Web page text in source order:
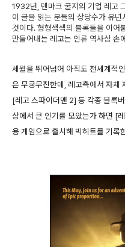
1932년, 덴마크 굴지의 기업 레고
이 글을 읽는 분들의 상당수가 유
것이다. 형형색색의 블록들을 이어
만들어내는 레고는 인류 역사상 손
세월을 뛰어넘어 아직도 전세계적
은 무궁무진한데, 레고측에서 자체
[레고 스파이더맨 2] 등 각종 블록
상에서 큰 인기를 모았는가 하면 [
용 게임으로 출시해 빅히트를 기록